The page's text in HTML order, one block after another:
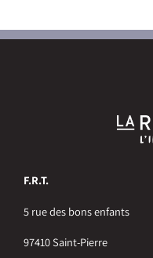
F.R.T.
5 rue des bons enfants
97410 Saint-Pierre